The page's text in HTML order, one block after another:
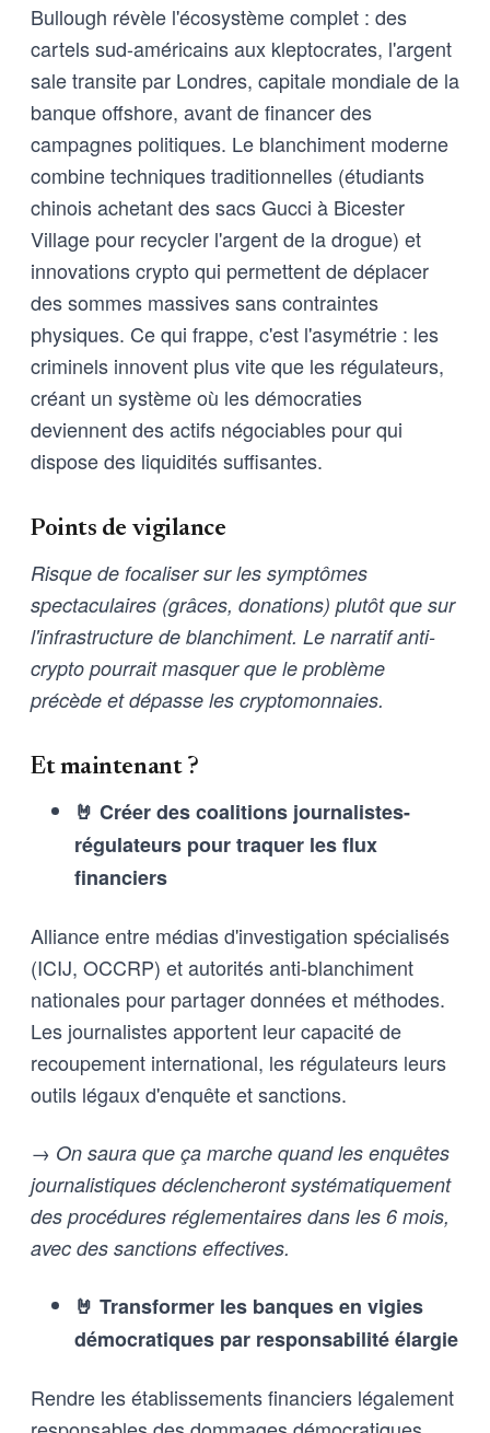
Bullough révèle l'écosystème complet : des
cartels sud-américains aux kleptocrates, l'argent
sale transite par Londres, capitale mondiale de la
banque offshore, avant de financer des
campagnes politiques. Le blanchiment moderne
combine techniques traditionnelles (étudiants
chinois achetant des sacs Gucci à Bicester
Village pour recycler l'argent de la drogue) et
innovations crypto qui permettent de déplacer
des sommes massives sans contraintes
physiques. Ce qui frappe, c'est l'asymétrie : les
criminels innovent plus vite que les régulateurs,
créant un système où les démocraties
deviennent des actifs négociables pour qui
dispose des liquidités suffisantes.
Points de vigilance
Risque de focaliser sur les symptômes
spectaculaires (grâces, donations) plutôt que sur
l'infrastructure de blanchiment. Le narratif anti-
crypto pourrait masquer que le problème
précède et dépasse les cryptomonnaies.
Et maintenant ?
🤘 Créer des coalitions journalistes-
régulateurs pour traquer les flux
financiers
Alliance entre médias d'investigation spécialisés
(ICIJ, OCCRP) et autorités anti-blanchiment
nationales pour partager données et méthodes.
Les journalistes apportent leur capacité de
recoupement international, les régulateurs leurs
outils légaux d'enquête et sanctions.
→ On saura que ça marche quand les enquêtes
journalistiques déclencheront systématiquement
des procédures réglementaires dans les 6 mois,
avec des sanctions effectives.
🤘 Transformer les banques en vigies
démocratiques par responsabilité élargie
Rendre les établissements financiers légalement